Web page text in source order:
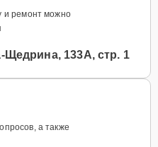
и ремонт можно
Щедрина, 133А, стр. 1
а также